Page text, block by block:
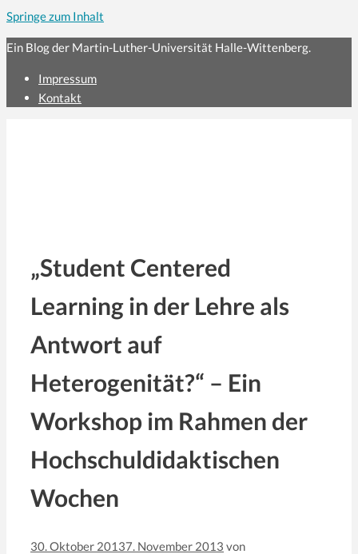
Springe zum Inhalt
Ein Blog der Martin-Luther-Universität Halle-Wittenberg.
Impressum
Kontakt
„Student Centered
Learning in der Lehre als
Antwort auf
Heterogenität?“ – Ein
Workshop im Rahmen der
Hochschuldidaktischen
Wochen
30. Oktober 20137. November 2013 von